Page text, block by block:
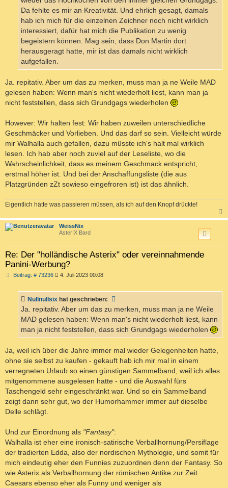
Da fehlte es mir an Kreativität. Und ehrlich gesagt, damals
hab ich mich für die einzelnen Zeichner noch nicht wirklich
interessiert, dafür hat mich die Publikation zu wenig
begeistern können. Mag sein, dass Don Martin dort
herausgeragt hatte, mir ist das damals nicht wirklich
aufgefallen.
Ja. repitativ. Aber um das zu merken, muss man ja ne Weile MAD
gelesen haben: Wenn man's nicht wiederholt liest, kann man ja
nicht feststellen, dass sich Grundgags wiederholen
However: Wir halten fest: Wir haben zuweilen unterschiedliche
Geschmäcker und Vorlieben. Und das darf so sein. Vielleicht würde
mir Walhalla auch gefallen, dazu müsste ich's halt mal wirklich
lesen. Ich hab aber noch zuviel auf der Leseliste, wo die
Wahrscheinlichkeit, dass es meinem Geschmack entspricht,
erstmal höher ist. Und bei der Anschaffungsliste (die aus
Platzgründen zZt sowieso eingefroren ist) ist das ähnlich.
Eigentlich hätte was passieren müssen, als ich auf den Knopf drückte!
a
WeissNix
AsterIX Bard
Re: Der "holländische Asterix" oder vereinnahmende
Panini-Werbung?
Beitrag: # 73236B
r
a
4. Juli 2023 00:08
Nullnullsix hat geschrieben:
Ja. repitativ. Aber um das zu merken, muss man ja ne Weile
MAD gelesen haben: Wenn man's nicht wiederholt liest, kann
man ja nicht feststellen, dass sich Grundgags wiederholen
Ja, weil ich über die Jahre immer mal wieder Gelegenheiten hatte,
ohne sie selbst zu kaufen - gekauft hab ich mir mal in einem
verregneten Urlaub so einen günstigen Sammelband, weil ich alles
mitgenommene ausgelesen hatte - und die Auswahl fürs
Taschengeld sehr eingeschränkt war. Und so ein Sammelband
zeigt dann sehr gut, wo der Humorhammer immer auf dieselbe
Delle schlägt.
Und zur Einordnung als "Fantasy":
Walhalla ist eher eine ironisch-satirische Verballhornung/Persiflage
der tradierten Edda, also der nordischen Mythologie, und somit für
mich eindeutig eher den Funnies zuzuordnen denn der Fantasy. So
wie Asterix als Verballhornung der römischen Antike zur Zeit
Caesars ebenso eher als Funny und weniger als